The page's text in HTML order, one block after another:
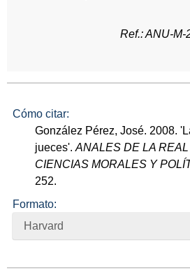
Ref.: ANU-
Cómo citar:
González Pérez, José. 2008.
jueces'.ANALES DE LA
CIENCIAS MORALES Y
252.
Formato:
Harvard